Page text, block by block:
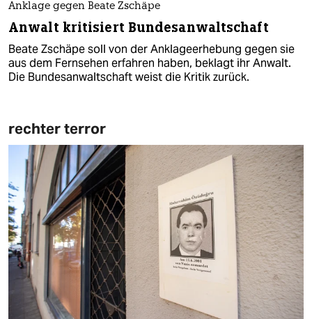
Anklage gegen Beate Zschäpe
Anwalt kritisiert Bundesanwaltschaft
Beate Zschäpe soll von der Anklageerhebung gegen sie
aus dem Fernsehen erfahren haben, beklagt ihr Anwalt.
Die Bundesanwaltschaft weist die Kritik zurück.
rechter terror